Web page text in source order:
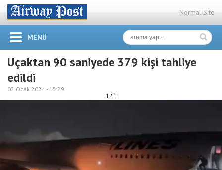
Normal Site
MENÜ
Uçaktan 90 saniyede 379 kişi tahliye
edildi
02 Ocak 2024 - 15:29
1 / 1